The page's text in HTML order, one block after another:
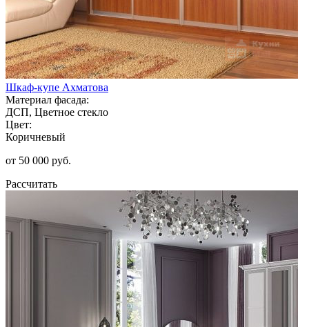
Шкаф-купе Ахматова
Материал фасада:
ДСП, Цветное стекло
Цвет:
Коричневый
от 50 000 руб.
Рассчитать